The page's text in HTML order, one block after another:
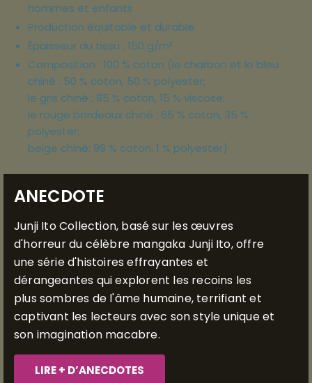
hommes et enfants
Production équitable et durable
Épaisseur du tissu : 150 g/m²
Composition : 100 % coton (le charbon et le bleu
chiné : 50 % coton, 50 % polyester;
le gris chiné : 85 % coton, 15 % viscose;
le rouge bordeaux chiné : 65 % coton, 35 %
polyester;
beige chiné: 99 % coton, 1 % polyester)
ANECDOTE
Junji Ito Collection, basé sur les œuvres
d'horreur du célèbre mangaka Junji Ito, offre
une série d'histoires effrayantes et
dérangeantes qui explorent les recoins les
plus sombres de l'âme humaine, terrifiant et
captivant les lecteurs avec son style unique et
son imagination macabre.
LIRE + D’ANECDOTES